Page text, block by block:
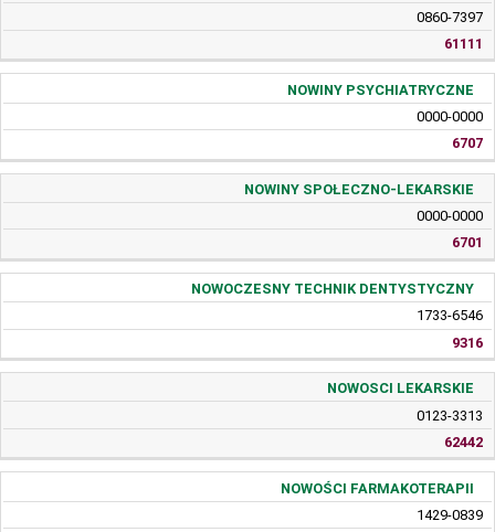
0860-7397
61111
NOWINY PSYCHIATRYCZNE
0000-0000
6707
NOWINY SPOŁECZNO-LEKARSKIE
0000-0000
6701
NOWOCZESNY TECHNIK DENTYSTYCZNY
1733-6546
9316
NOWOSCI LEKARSKIE
0123-3313
62442
NOWOŚCI FARMAKOTERAPII
1429-0839